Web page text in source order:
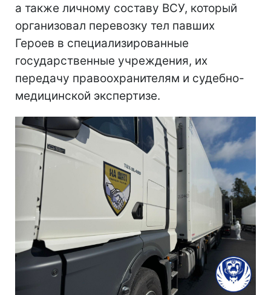
а также личному составу ВСУ, который
организовал перевозку тел павших
Героев в специализированные
государственные учреждения, их
передачу правоохранителям и судебно-
медицинской экспертизе.